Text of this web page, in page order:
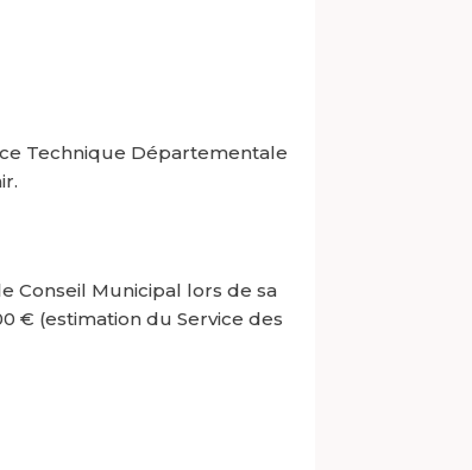
Technique Départementale
Conseil Municipal lors de sa
€ (estimation du Service des